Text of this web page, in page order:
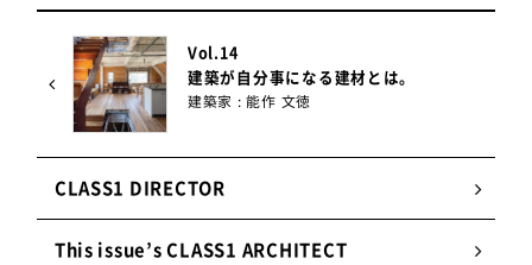
Vol.14
建築が自分事になる建材とは。
建築家 : 能作 文徳
CLASS1 DIRECTOR
This issue’s CLASS1 ARCHITECT